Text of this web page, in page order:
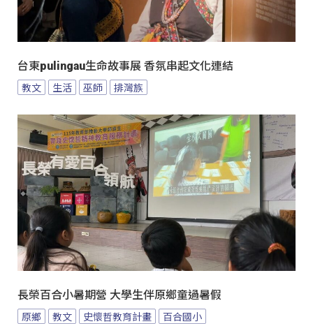
台東pulingau生命故事展 香氛串起文化連結
教文 生活 巫師 排灣族
長榮百合小暑期營 大學生伴原鄉童過暑假
原鄉 教文 史懷哲教育計畫 百合國小